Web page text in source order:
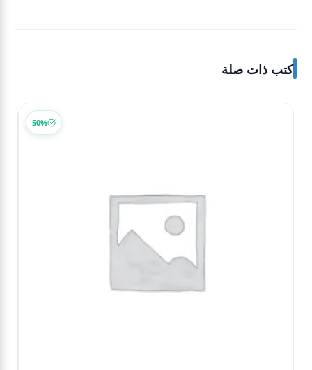
كتب ذات صلة
50%